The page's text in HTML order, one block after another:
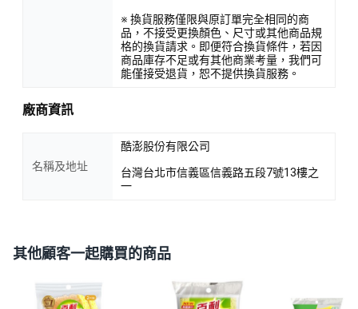
※ 換貨服務僅限與原訂單完全相同的商
品，不接受更換顏色、尺寸或其他商品規
格的換貨請求。即便符合換貨條件，若因
商品庫存不足或有其他商業考量，我們可
能僅接受退貨，恕不提供換貨服務。
廠商資訊
名稱及地址
酷澎股份有限公司
台灣台北市信義區信義路五段7號13樓之
一
其他顧客一起購買的商品